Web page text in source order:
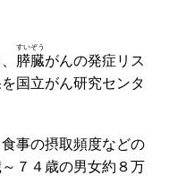
膵臓
すいぞう
がんの発症リス
国立がん研究センタ
事の摂取頻度などの
７４歳の男女約８万